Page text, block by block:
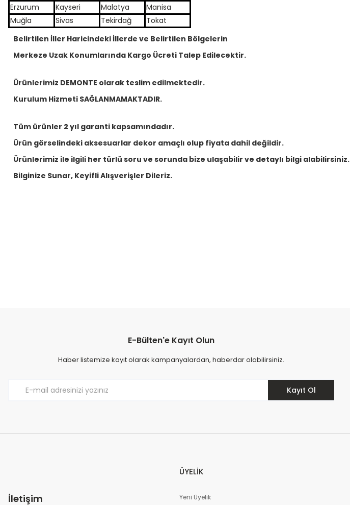
Erzurum
Kayseri Malatya
Manisa
Muğla
Sivas Tekirdağ
Tokat
Belirtilen İller Haricindeki İllerde ve Belirtilen Bölgelerin
Merkeze Uzak Konumlarında Kargo Ücreti Talep Edilecektir.
Ürünlerimiz DEMONTE olarak teslim edilmektedir.
Kurulum Hizmeti SAĞLANMAMAKTADIR.
Tüm ürünler 2 yıl garanti kapsamındadır.
Ürün görselindeki aksesuarlar dekor amaçlı olup fiyata dahil değildir.
Ürünlerimiz ile ilgili her türlü soru ve sorunda bize ulaşabilir ve detaylı bilgi alabilirsiniz.
Bilginize Sunar, Keyifli Alışverişler Dileriz.
E-Bülten'e Kayıt Olun
Haber listemize kayıt olarak kampanyalardan, haberdar olabilirsiniz.
Kayıt Ol
İletişim
ÜYELİK
Yeni Üyelik